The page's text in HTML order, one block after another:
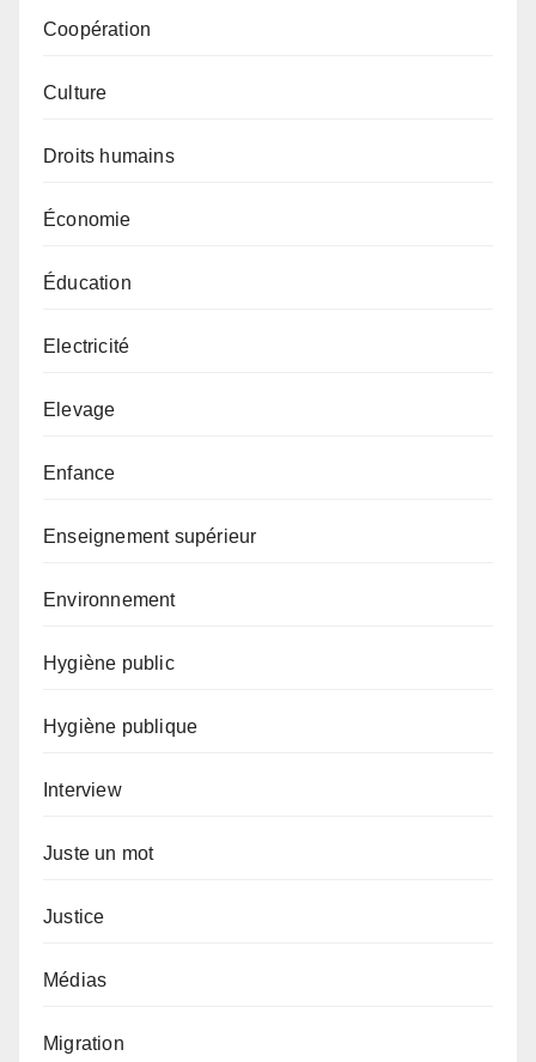
Coopération
Culture
Droits humains
Économie
Éducation
Electricité
Elevage
Enfance
Enseignement supérieur
Environnement
Hygiène public
Hygiène publique
Interview
Juste un mot
Justice
Médias
Migration